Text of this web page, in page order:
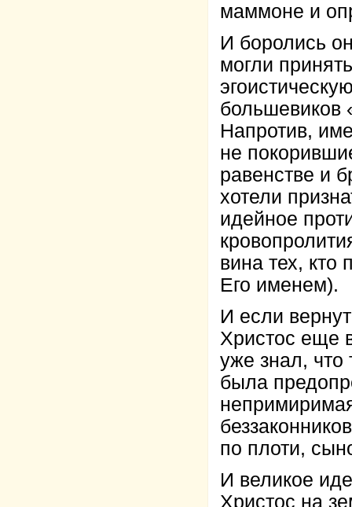
маммоне и
И боролись
могли
большевиков
Напротив,
не
равенстве и
хотели
идейное
вина тех, кто
Его именем).
И если
Христос еще
уже знал, что
была
по плоти,
И великое
Христос на